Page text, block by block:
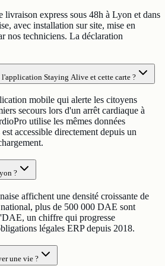
livraison express sous 48h à Lyon et dans
avec installation sur site, mise en
nos techniciens. La déclaration
l'application Staying Alive et cette carte ?
mobile qui alerte les citoyens
secours lors d'un arrêt cardiaque à
utilise les mêmes données
accessible directement depuis un
?
affichent une densité croissante de
plus de 500 000 DAE sont
un chiffre qui progresse
légales ERP depuis 2018.
une vie ?